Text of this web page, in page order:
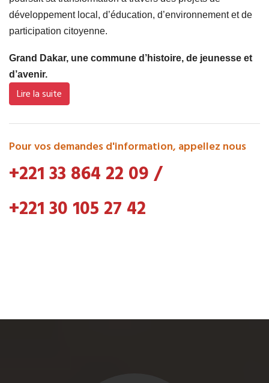
développement local, d’éducation, d’environnement et de
participation citoyenne.
Grand Dakar, une commune d’histoire, de jeunesse et
d’avenir.
Lire la suite
Pour vos demandes d'information, appellez nous
+221 33 864 22 09/
+221 30 105 27 42